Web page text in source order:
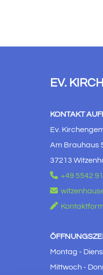
EV.
KONTAKT
Ev.
Am Brauhaus
37213
 +49 5542


Montag -
Mittwoch -